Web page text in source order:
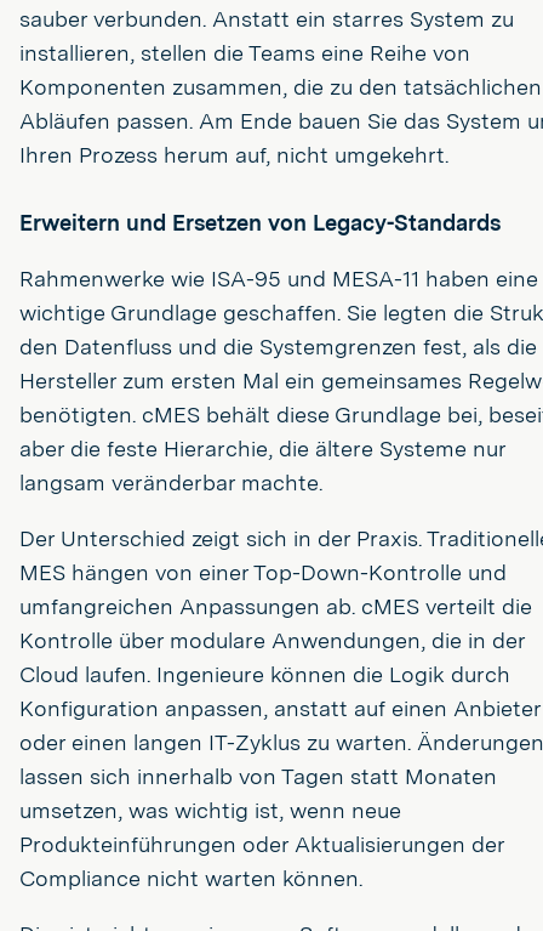
sauber verbunden. Anstatt ein starres System zu
installieren, stellen die Teams eine Reihe von
Komponenten zusammen, die zu den tatsächlichen
Abläufen passen. Am Ende bauen Sie das System
Ihren Prozess herum auf, nicht umgekehrt.
Erweitern und Ersetzen von Legacy-Standards
Rahmenwerke wie ISA-95 und MESA-11 haben eine
wichtige Grundlage geschaffen. Sie legten die
den Datenfluss und die Systemgrenzen fest, als die
Hersteller zum ersten Mal ein gemeinsames
benötigten. cMES behält diese Grundlage bei,
aber die feste Hierarchie, die ältere Systeme nur
langsam veränderbar machte.
Der Unterschied zeigt sich in der Praxis.
MES hängen von einer Top-Down-Kontrolle und
umfangreichen Anpassungen ab. cMES verteilt die
Kontrolle über modulare Anwendungen, die in der
Cloud laufen. Ingenieure können die Logik durch
Konfiguration anpassen, anstatt auf einen Anbieter
oder einen langen IT-Zyklus zu warten. Änderungen
lassen sich innerhalb von Tagen statt Monaten
umsetzen, was wichtig ist, wenn neue
Produkteinführungen oder Aktualisierungen der
Compliance nicht warten können.